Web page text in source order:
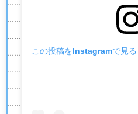
この投稿をInstagramで見る